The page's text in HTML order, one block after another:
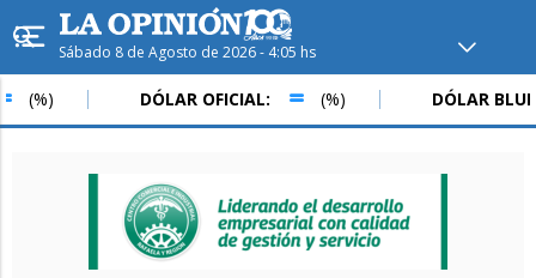
Sábado 8 de Agosto de 2026 - 4:05 hs
Hoy en Rafaela ver clima
Mín / Máx
Humedad
Presión
(%) DÓLAR OFICIAL: (%) DÓLAR